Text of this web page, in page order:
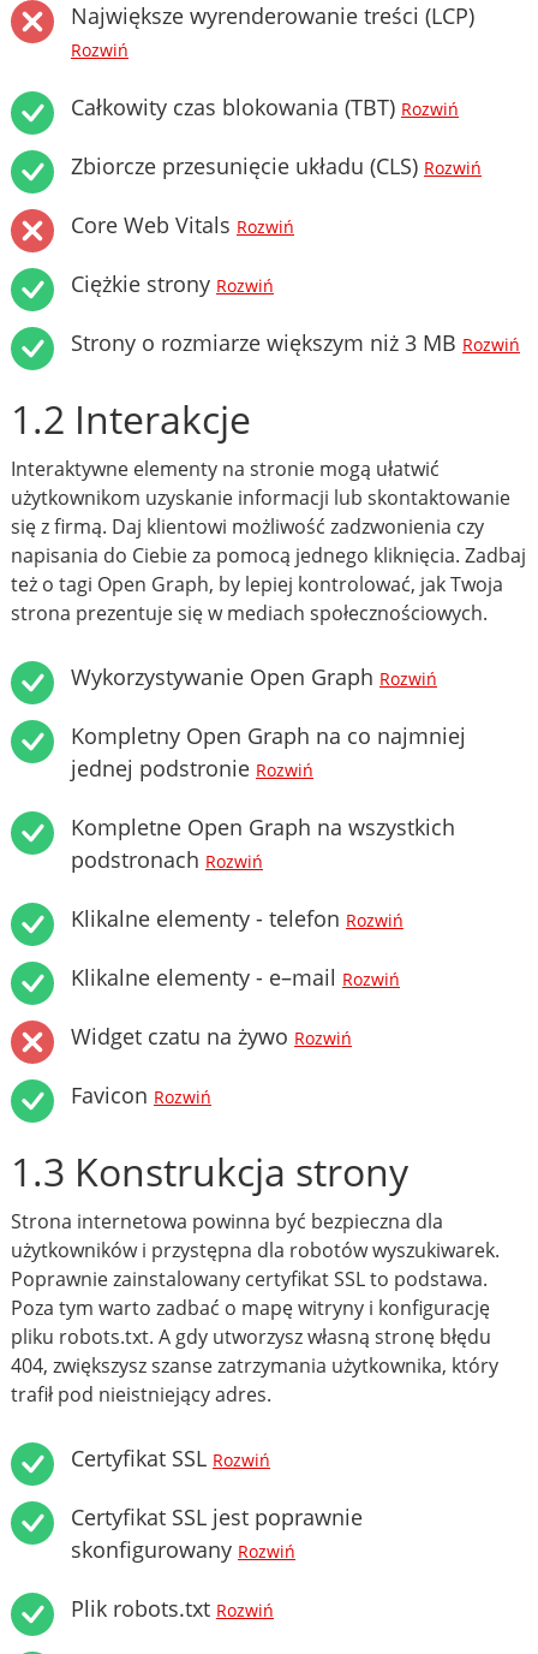
Największe wyrenderowanie treści (LCP)
Rozwiń
Całkowity czas blokowania (TBT) Rozwiń
Zbiorcze przesunięcie układu (CLS) Rozwiń
Core Web Vitals Rozwiń
Ciężkie strony Rozwiń
Strony o rozmiarze większym niż 3 MB Rozwiń
1.2 Interakcje
Interaktywne elementy na stronie mogą ułatwić
użytkownikom uzyskanie informacji lub skontaktowanie
się z firmą. Daj klientowi możliwość zadzwonienia czy
napisania do Ciebie za pomocą jednego kliknięcia. Zadbaj
też o tagi Open Graph, by lepiej kontrolować, jak Twoja
strona prezentuje się w mediach społecznościowych.
Wykorzystywanie Open Graph Rozwiń
Kompletny Open Graph na co najmniej
jednej podstronie Rozwiń
Kompletne Open Graph na wszystkich
podstronach Rozwiń
Klikalne elementy - telefon Rozwiń
Klikalne elementy - e–mail Rozwiń
Widget czatu na żywo Rozwiń
Favicon Rozwiń
1.3 Konstrukcja strony
Strona internetowa powinna być bezpieczna dla
użytkowników i przystępna dla robotów wyszukiwarek.
Poprawnie zainstalowany certyfikat SSL to podstawa.
Poza tym warto zadbać o mapę witryny i konfigurację
pliku robots.txt. A gdy utworzysz własną stronę błędu
404, zwiększysz szanse zatrzymania użytkownika, który
trafił pod nieistniejący adres.
Certyfikat SSL Rozwiń
Certyfikat SSL jest poprawnie
skonfigurowany Rozwiń
Plik robots.txt Rozwiń